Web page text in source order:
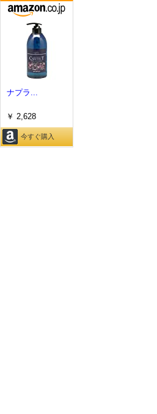
ナプラ...
￥ 2,628
今すぐ購入